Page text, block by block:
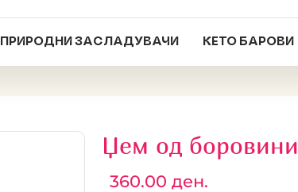
ПРИРОДНИ ЗАСЛАДУВАЧИ КЕТО БАРОВИ
Џем од боровини
360.00 ден.